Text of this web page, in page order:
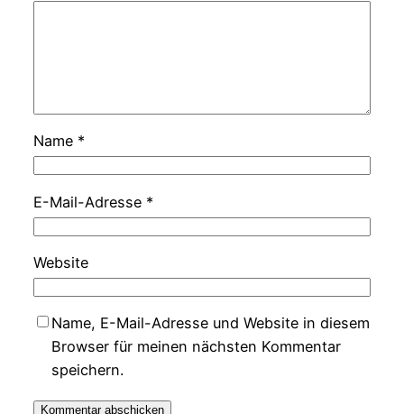
Name *
E-Mail-Adresse *
Website
Name, E-Mail-Adresse und Website in diesem
Browser für meinen nächsten Kommentar
speichern.